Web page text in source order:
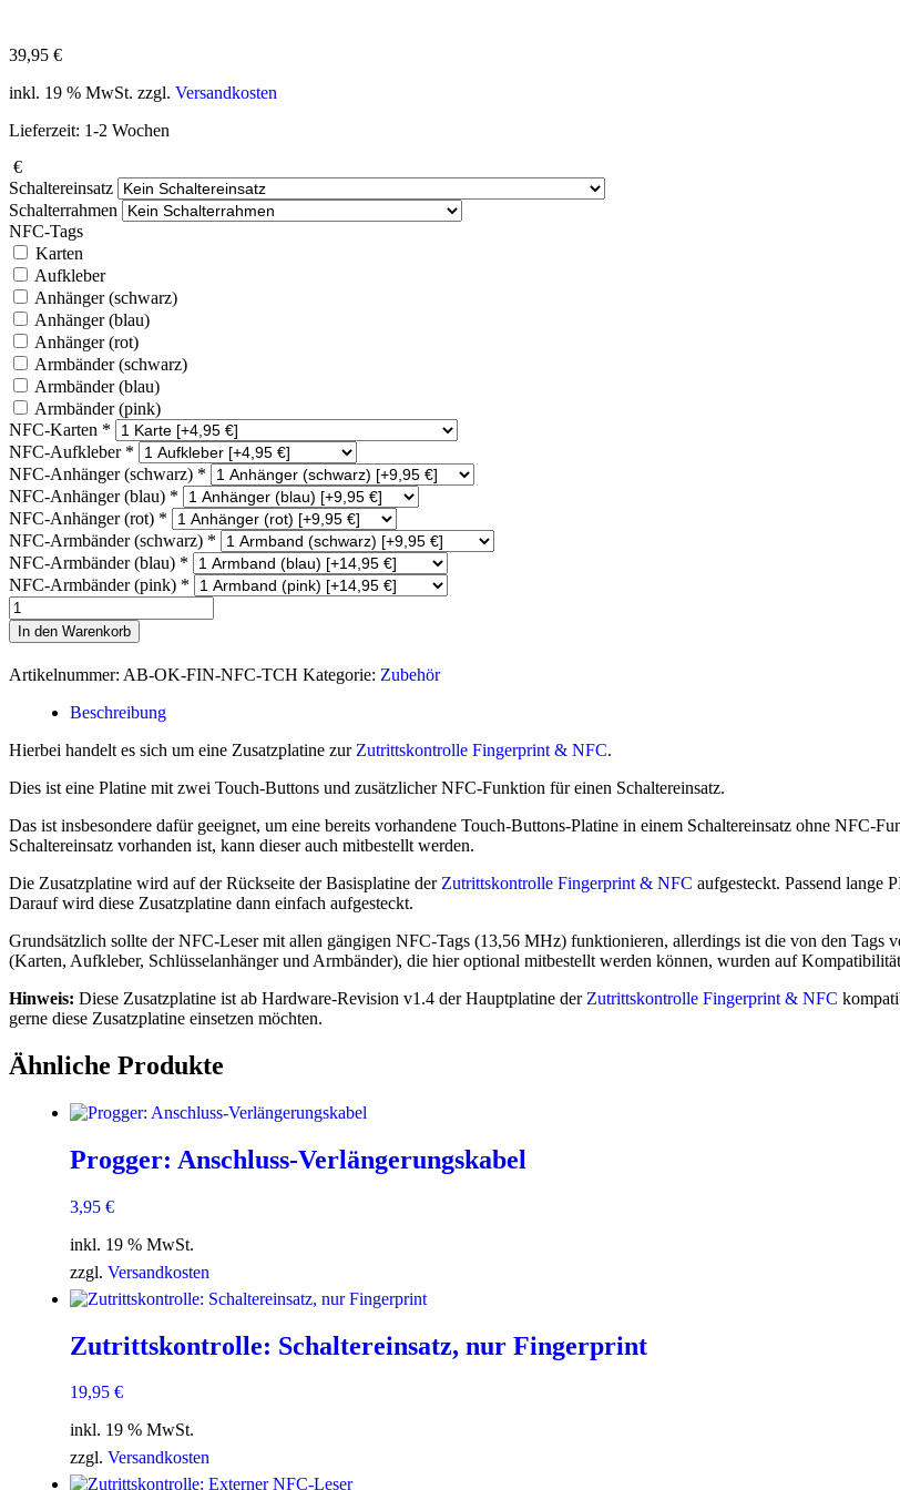
39,95 €
inkl. 19 % MwSt. zzgl. Versandkosten
Lieferzeit: 1-2 Wochen
€
Schaltereinsatz
Schalterrahmen
NFC-Tags
Karten
Aufkleber
Anhänger (schwarz)
Anhänger (blau)
Anhänger (rot)
Armbänder (schwarz)
Armbänder (blau)
Armbänder (pink)
NFC-Karten *
NFC-Aufkleber*
NFC-Anhänger (schwarz) *
NFC-Anhänger (blau) *
NFC-Anhänger (rot) *
NFC-Armbänder (schwarz) *
NFC-Armbänder (blau) *
NFC-Armbänder (pink) *
Zutrittskontrolle:
Schaltereinsatz
mit
NFC
Menge
In den Warenkorb
Artikelnummer: AB-OK-FIN-NFC-TCH Kategorie: Zubehör
Beschreibung
Hierbei handelt es sich um eine Zusatzplatine zur Zutrittskontrolle Fingerprint & NFC.
Dies ist eine Platine mit zwei Touch-Buttons und zusätzlicher NFC-Funktion für einen Schaltereinsatz.
Das ist insbesondere dafür geeignet, um eine bereits vorhandene Touch-Buttons-Platine in einem Schaltereinsatz ohne NFC-
Schaltereinsatz vorhanden ist, kann dieser auch mitbestellt werden.
Die Zusatzplatine wird auf der Rückseite der Basisplatine der Zutrittskontrolle Fingerprint & NFC aufgesteckt. Passend lange
Darauf wird diese Zusatzplatine dann einfach aufgesteckt.
Grundsätzlich sollte der NFC-Leser mit allen gängigen NFC-Tags (13,56 MHz) funktionieren, allerdings ist die von den
(Karten, Aufkleber, Schlüsselanhänger und Armbänder), die hier optional mitbestellt werden können, wurden auf
Hinweis: Diese Zusatzplatine ist ab Hardware-Revision v1.4 der Hauptplatine der Zutrittskontrolle Fingerprint & NFC
gerne diese Zusatzplatine einsetzen möchten.
Ähnliche Produkte
Progger: Anschluss-Verlängerungskabel
3,95 €
inkl. 19 % MwSt.
zzgl. Versandkosten
Zutrittskontrolle: Schaltereinsatz, nur Fingerprint
19,95 €
inkl. 19 % MwSt.
zzgl. Versandkosten